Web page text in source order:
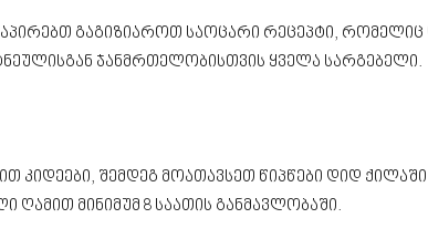
გაგიზიაროთ საოცარი რეცეპტი, რომელიც
ჯანმრთელობისთვის ყველა სარგებელი.
კიდეები, შემდეგ მოათავსეთ წიპწები დიდ
ღამით მინიმუმ 8 საათის განმავლობაში.